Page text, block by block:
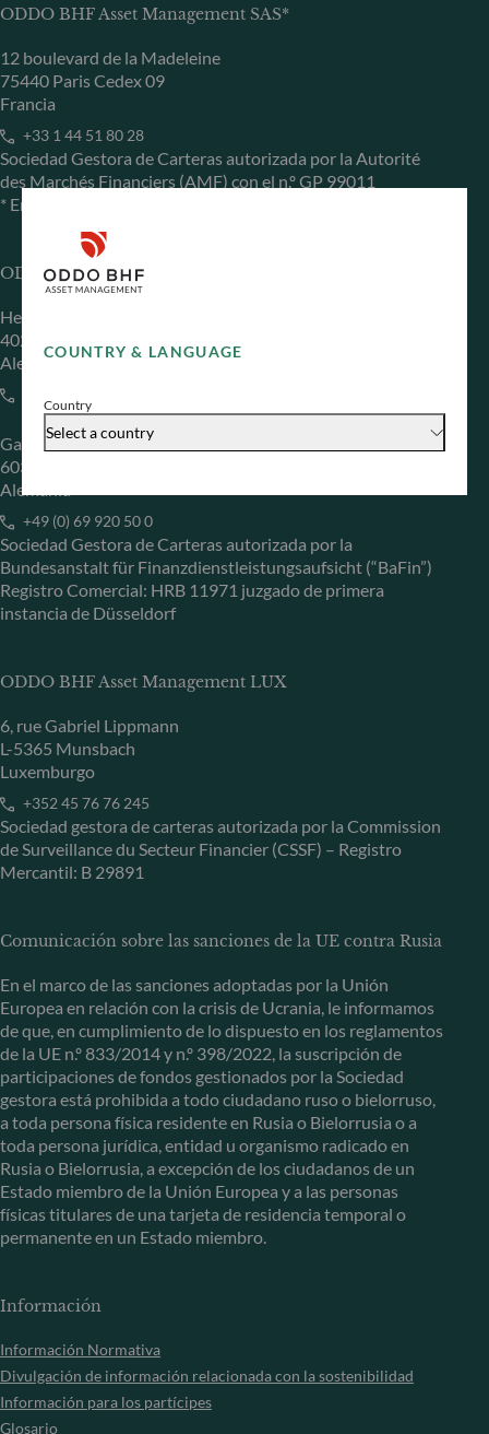
COUNTRY & LANGUAGE
Country
Select a country
ODDO BHF Asset Management SAS*
12 boulevard de la Madeleine
75440 Paris Cedex 09
Francia
+33 1 44 51 80 28
Sociedad Gestora de Carteras autorizada por la Autorité
des Marchés Financiers (AMF) con el n.º GP 99011
* Entidad responsable del sitio web
ODDO BHF Asset Management GmbH
Herzogstraße 15
40217 Düsseldorf
Alemania
Gallusanlage 8
60329 Frankfurt am Main
Alemania
+49 (0) 69 920 50 0
Sociedad Gestora de Carteras autorizada por la
Bundesanstalt für Finanzdienstleistungsaufsicht (“BaFin”)
Registro Comercial: HRB 11971 juzgado de primera
instancia de Düsseldorf
ODDO BHF Asset Management LUX
6, rue Gabriel Lippmann
L-5365 Munsbach
Luxemburgo
+352 45 76 76 245
Sociedad gestora de carteras autorizada por la Commission
de Surveillance du Secteur Financier (CSSF) – Registro
Mercantil: B 29891
Comunicación sobre las sanciones de la UE contra Rusia
En el marco de las sanciones adoptadas por la Unión
Europea en relación con la crisis de Ucrania, le informamos
de que, en cumplimiento de lo dispuesto en los reglamentos
de la UE n.º 833/2014 y n.º 398/2022, la suscripción de
participaciones de fondos gestionados por la Sociedad
gestora está prohibida a todo ciudadano ruso o bielorruso,
a toda persona física residente en Rusia o Bielorrusia o a
toda persona jurídica, entidad u organismo radicado en
Rusia o Bielorrusia, a excepción de los ciudadanos de un
Estado miembro de la Unión Europea y a las personas
físicas titulares de una tarjeta de residencia temporal o
permanente en un Estado miembro.
Información
Información Normativa
Divulgación de información relacionada con la sostenibilidad
Información para los partícipes
Glosario